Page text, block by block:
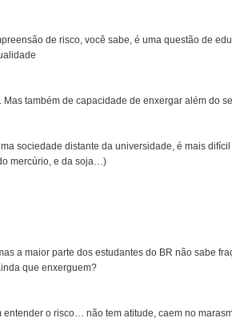
de risco, você sabe, é uma questão de
também de capacidade de enxergar além do
sociedade distante da universidade, é mais
mercúrio, e da soja…)
a maior parte dos estudantes do BR não sabe
que enxerguem?
entender o risco… não tem atitude, caem no